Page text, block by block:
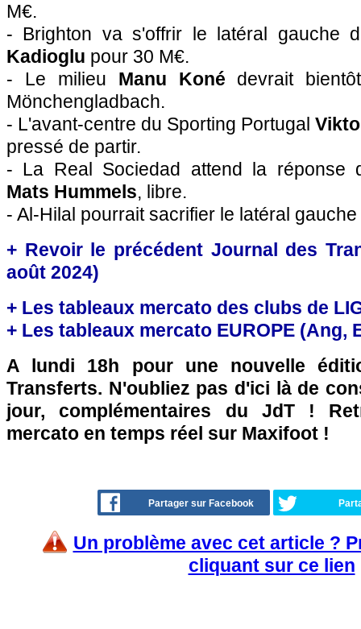
M€.
- Brighton va s'offrir le latéral gauche
Kadioglu pour 30 M€.
- Le milieu Manu Koné devrait
Mönchengladbach.
- L'avant-centre du Sporting Portugal
pressé de partir.
- La Real Sociedad attend la réponse
Mats Hummels, libre.
- Al-Hilal pourrait sacrifier le latéral gauche
+ Revoir le précédent Journal des
août 2024)
+ Les tableaux mercato des clubs de
+ Les tableaux mercato EUROPE (Ang,
A lundi 18h pour une nouvelle
Transferts. N'oubliez pas d'ici là de
jour, complémentaires du JdT !
mercato en temps réel sur Maxifoot !
Partager sur Facebook
Un problème avec cet article ?
cliquant sur ce lien